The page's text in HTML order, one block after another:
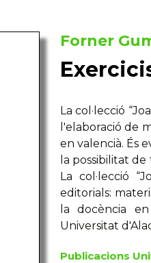
Forner
La col·lecció
l'elaboració de
en valencià. És
la possibilitat
La col·lecció
editorials:
la docència
Universitat
Publicacions